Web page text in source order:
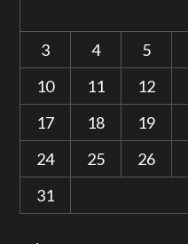
3
4 5
10
11 12
17
18 19
24
25 26
31